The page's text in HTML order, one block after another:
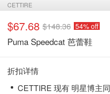
CETTIRE
$67.68 $148.36 54% off
Puma Speedcat 芭蕾鞋
折扣详情
CETTIRE 现有 明星博主